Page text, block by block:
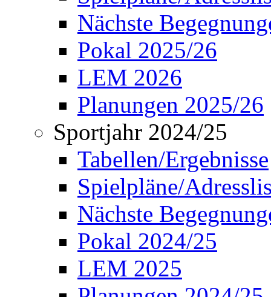
Nächste
Pokal 2025/26
LEM 2026
Planungen 2025/26
Sportjahr 2024/25
Tabellen/Ergebnisse
Spielpläne/
Nächste
Pokal 2024/25
LEM 2025